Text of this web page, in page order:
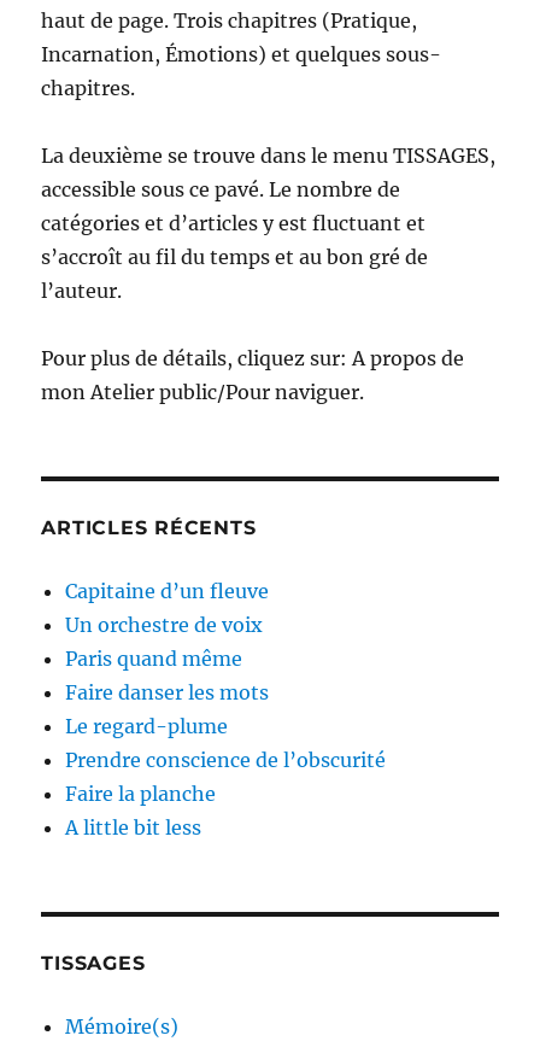
haut de page. Trois chapitres (Pratique,
Incarnation, Émotions) et quelques sous-
chapitres.
La deuxième se trouve dans le menu TISSAGES,
accessible sous ce pavé. Le nombre de
catégories et d’articles y est fluctuant et
s’accroît au fil du temps et au bon gré de
l’auteur.
Pour plus de détails, cliquez sur: A propos de
mon Atelier public/Pour naviguer.
ARTICLES RÉCENTS
Capitaine d’un fleuve
Un orchestre de voix
Paris quand même
Faire danser les mots
Le regard-plume
Prendre conscience de l’obscurité
Faire la planche
A little bit less
TISSAGES
Mémoire(s)